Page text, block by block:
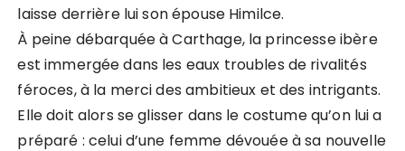
laisse derrière lui son épouse Himilce.
À peine débarquée à Carthage, la princesse ibère
est immergée dans les eaux troubles de rivalités
féroces, à la merci des ambitieux et des intrigants.
Elle doit alors se glisser dans le costume qu’on lui a
préparé : celui d’une femme dévouée à sa nouvelle